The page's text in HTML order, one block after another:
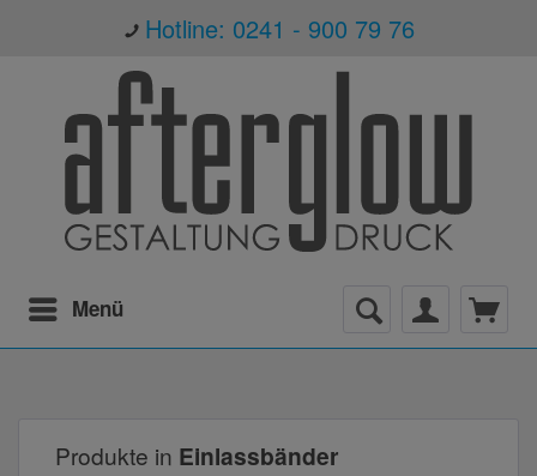
Hotline: 0241 - 900 79 76
Menü
Produkte in Einlassbänder